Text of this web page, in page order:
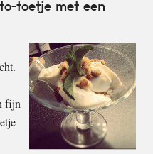
toetje met een
fijn